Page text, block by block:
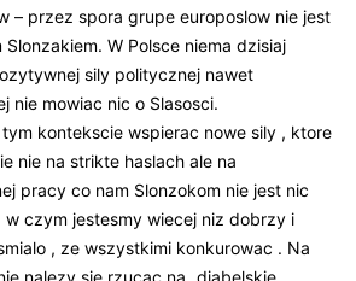
– przez spora grupe europoslow nie jest
W Polsce niema dzisiaj
sily politycznej nawet
nie mowiac nic o Slasosci.
kontekscie wspierac nowe sily , ktore
nie na strikte haslach ale na
pracy co nam Slonzokom nie jest nic
w czym jestesmy wiecej niz dobrzy i
, ze wszystkimi konkurowac . Na